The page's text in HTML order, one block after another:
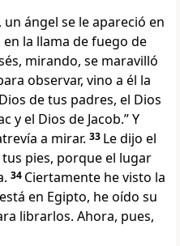
ángel se le apareció en
la llama de fuego de
mirando, se maravilló
observar, vino a él la
de tus padres, el Dios
y el Dios de Jacob.” Y
a mirar. 33 Le dijo el
pies, porque el lugar
34 Ciertamente he visto la
en Egipto, he oído su
librarlos. Ahora, pues,